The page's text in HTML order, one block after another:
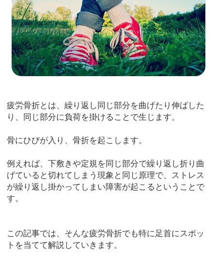
疲労骨折とは、繰り返し同じ部分を曲げたり伸ばした
り、同じ部分に負荷を掛けることで生じます。
骨にひびが入り、骨折を起こします。
例えれば、下敷きや定規を同じ部分で繰り返し折り曲
げていると切れてしまう現象と同じ原理で、ストレス
が繰り返し掛かってしまい障害が起こるということで
す。
この記事では、そんな疲労骨折でも特に足首にスポッ
トを当てて解説していきます。